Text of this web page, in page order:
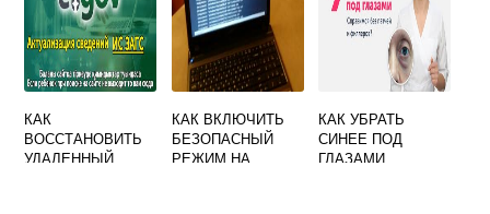
КАК
ВОССТАНОВИТЬ
УДАЛЕННЫЙ
КАК ВКЛЮЧИТЬ
БЕЗОПАСНЫЙ
РЕЖИМ НА
КАК УБРАТЬ
СИНЕЕ ПОД
ГЛАЗАМИ